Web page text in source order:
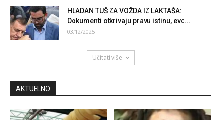
HLADAN TUŠ ZA VOŽDA IZ LAKTAŠA:
Dokumenti otkrivaju pravu istinu, evo...
03/12/2025
Učitati više
AKTUELNO